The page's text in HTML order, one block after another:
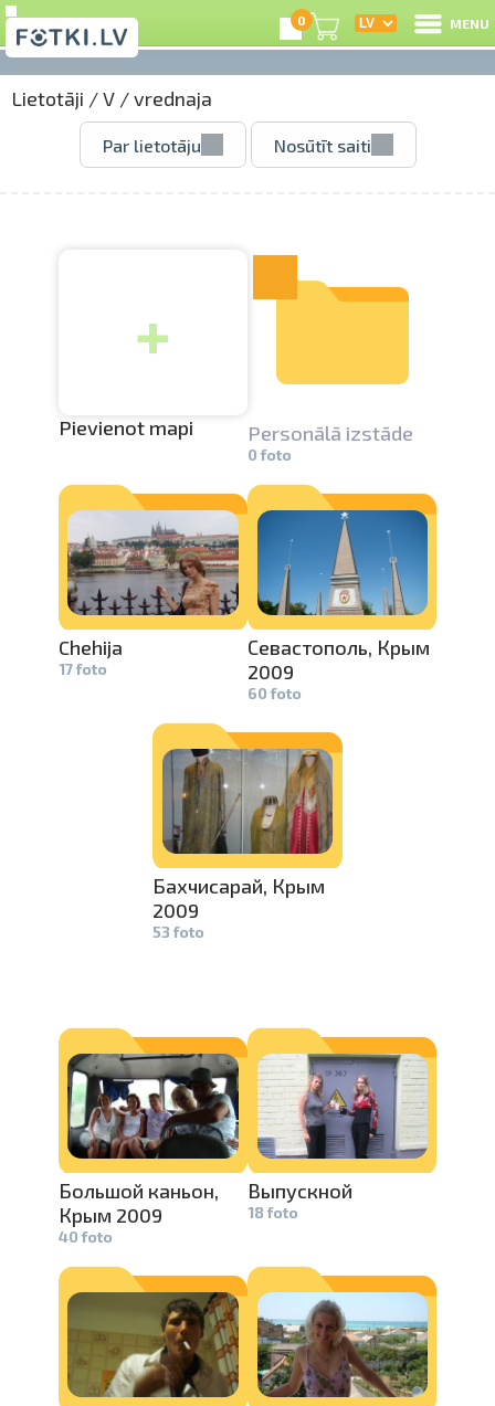
0 MENU
Lietotāji /V /vrednaja
Par lietotāju Nosūtīt saiti
+
Pievienot mapi Personālā izstāde
0 foto
Chehija
17 foto
Севастопол­ь, Крым
2009
60 foto
Бахчисарай­, Крым
2009
53 foto
Большой каньон,
Крым 2009
40 foto
Выпускной
18 foto